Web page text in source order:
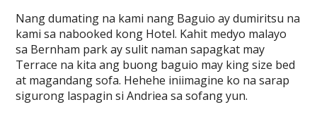
Nang dumating na kami nang Baguio ay dumiritsu na
kami sa nabooked kong Hotel. Kahit medyo malayo
sa Bernham park ay sulit naman sapagkat may
Terrace na kita ang buong baguio may king size bed
at magandang sofa. Hehehe iniimagine ko na sarap
sigurong laspagin si Andriea sa sofang yun.